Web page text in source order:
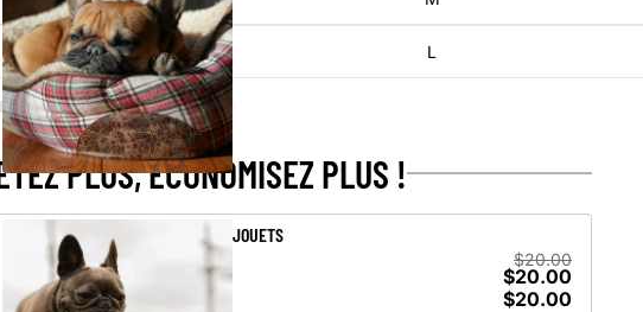
JOUETS
L
PLUS, ÉCONOMISEZ PLUS !
$20.00
$20.00
$20.00